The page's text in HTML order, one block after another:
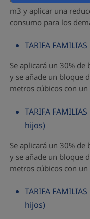
m3 y aplicar una
consumo para los
TARIFA
Se aplicará un 30%
y se añade un bloque
metros cúbicos con
TARIFA
hijos)
Se aplicará un 30%
y se añade un bloque
metros cúbicos con
TARIFA
hijos)